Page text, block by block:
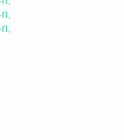
об административных